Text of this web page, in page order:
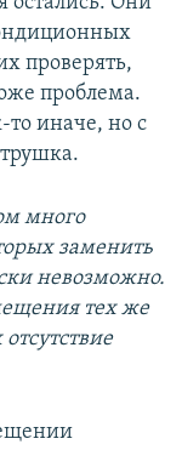
проверять,
проблема.
иначе, но с
много
заменить
невозможно.
тех же